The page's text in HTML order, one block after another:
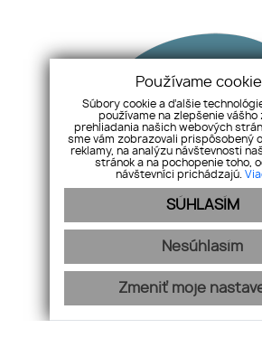
Ponuky Zrealizované
Cookies
GDPR
INFO LINKA
+421 907 968 438
Osobný maklér, ktorý sa o vás
Používame
Súbory cookie a ďalšie
používame na zlepšenie vášho
prehliadania našich webových
sme vám zobrazovali prispôsobený
reklamy, na analýzu návštevnosti
stránok a na pochopenie toho,
návštevníci prichádzajú.
SÚHLASÍM
Nesúhlasím
Zmeniť moje